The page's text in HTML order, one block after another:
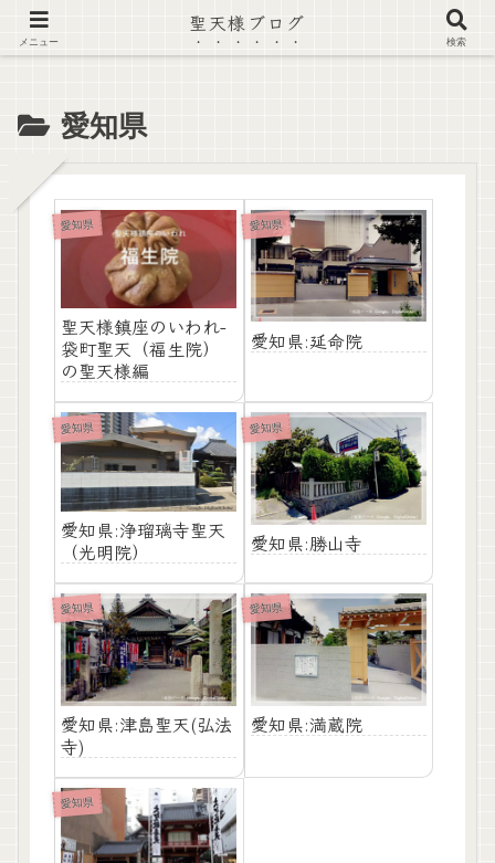
【注意喚起】偽サイト及び偽情報に注意 ▶確認する◀
愛知県
愛知県
聖天様鎮座のいわれ-
袋町聖天（福生院）
の聖天様編
愛知県
愛知県:延命院
愛知県
愛知県:浄瑠璃寺聖天
（光明院）
愛知県
愛知県:勝山寺
愛知県
愛知県:津島聖天(弘法
寺)
愛知県
愛知県:満蔵院
愛知県
メニュー
聖天様ブログ
検索